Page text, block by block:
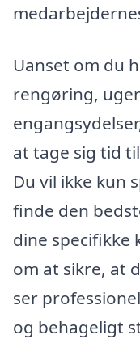
Uanset om du
rengøring,
at tage sig tid
Du vil ikke kun
finde den
dine specifikke
om at sikre, at
ser
og behageligt